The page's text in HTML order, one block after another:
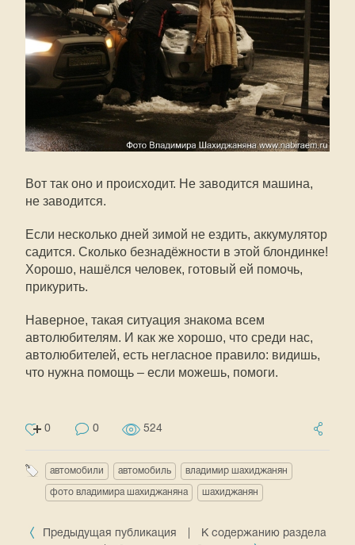
Вот так оно и происходит. Не заводится машина,
не заводится.
Если несколько дней зимой не ездить, аккумулятор
садится. Сколько безнадёжности в этой блондинке!
Хорошо, нашёлся человек, готовый ей помочь,
прикурить.
Наверное, такая ситуация знакома всем
автолюбителям. И как же хорошо, что среди нас,
автолюбителей, есть негласное правило: видишь,
что нужна помощь – если можешь, помоги.
0 0 524
автомобили автомобиль владимир шахиджанян
фото владимира шахиджаняна шахиджанян
Предыдущая публикация
К содержанию раздела